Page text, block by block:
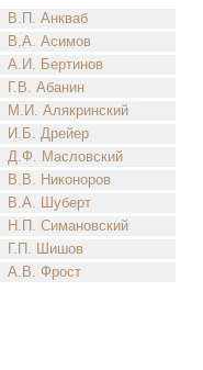
В.П. Анкваб
В.А. Асимов
А.И. Бертинов
Г.В. Абанин
М.И. Алякринский
И.Б. Дрейер
Д.Ф. Масловский
В.В. Никоноров
В.А. Шуберт
Н.П. Симановский
Г.П. Шишов
А.В. Фрост